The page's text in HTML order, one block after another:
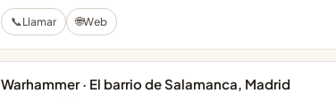
📞Llamar 🌐Web
Warhammer · El barrio de Salamanca, Madrid